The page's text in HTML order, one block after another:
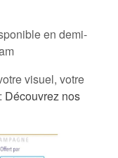
en demi-
visuel, votre
Découvrez nos